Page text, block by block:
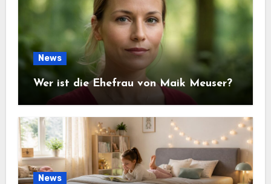
News
Wer ist die Ehefrau von Maik Meuser?
News